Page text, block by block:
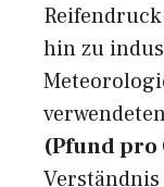
hin zu
(Pfund pro